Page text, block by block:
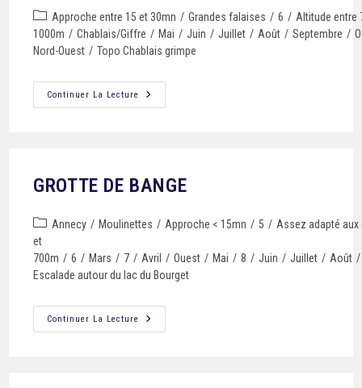
Approche entre 15 et 30mn / Grandes falaises / 6 / Altitude entre
1000m / Chablais/Giffre / Mai / Juin / Juillet / Août / Septembre /
Nord-Ouest / Topo Chablais grimpe
Continuer La Lecture
GROTTE DE BANGE
Annecy / Moulinettes / Approche < 15mn / 5 / Assez adapté
et
700m / 6 / Mars / 7 / Avril / Ouest / Mai / 8 / Juin / Juillet / Août /
Escalade autour du lac du Bourget
Continuer La Lecture